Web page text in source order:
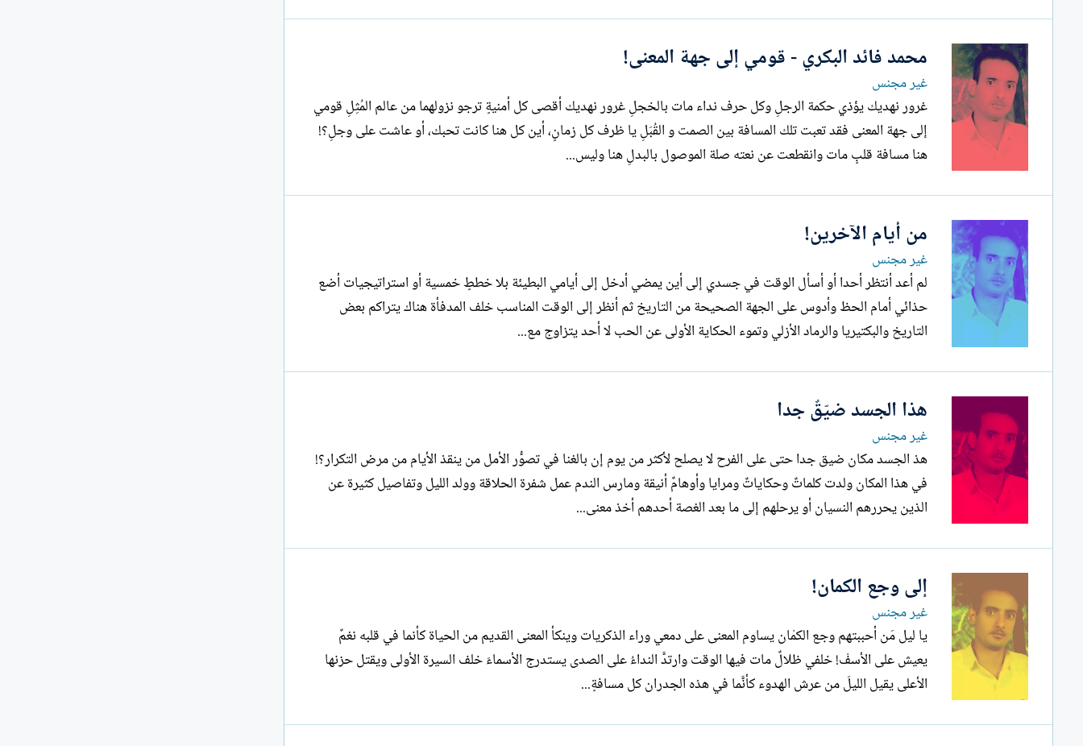
محمد فائد البكري - قومي إلى جهة المعنى!
غير مجنس
غرور نهديك يؤذي حكمة الرجلِ وكل حرف نداء مات بالخجلِ غرور نهديك أقصى كل أمنيةٍ ترجو نزولهما من عالم المُثِلِ قومي
إلى جهة المعنى فقد تعبت تلك المسافة بين الصمت و القُبَلِ يا ظرف كل زمانٍ، أين كل هنا كانت تحبك، أو عاشت على وجلِ؟!
هنا مسافة قلبٍ مات وانقطعت عن نعته صلة الموصول بالبدلِ هنا وليس...
من أيام الآخرين!
غير مجنس
لم أعد أنتظر أحدا أو أسأل الوقت في جسدي إلى أين يمضي أدخل إلى أيامي البطيئة بلا خططٍ خمسية أو استراتيجيات أضع
حذائي أمام الحظ وأدوس على الجهة الصحيحة من التاريخ ثم أنظر إلى الوقت المناسب خلف المدفأة هناك يتراكم بعض
التاريخ والبكتيريا والرماد الأزلي وتموء الحكاية الأولى عن الحب لا أحد يتزاوج مع...
هذا الجسد ضيّقٌ جدا
غير مجنس
هذ الجسد مكان ضيق جدا حتى على الفرح لا يصلح لأكثر من يوم إن بالغنا في تصوُّر الأمل من ينقذ الأيام من مرض التكرار؟!
في هذا المكان ولدت كلماتٌ وحكاياتٌ ومرايا وأوهامٌ أنيقة ومارس الندم عمل شفرة الحلاقة وولد الليل وتفاصيل كثيرة عن
الذين يحررهم النسيان أو يرحلهم إلى ما بعد الغصة أحدهم أخذ معنى...
إلى وجع الكمان!
غير مجنس
يا ليل مَن أحببتهم وجع الكمْان يساوم المعنى على دمعي وراء الذكريات وينكأ المعنى القديم من الحياة كأنما في قلبه نغمٌ
يعيش على الأسفْ! خلفي ظلالٌ مات فيها الوقت وارتدَّ النداءُ على الصدى يستدرج الأسماءَ خلف السيرة الأولى ويقتل حزنها
الأعلى يقيل الليلَ من عرش الهدوء كأنَّما في هذه الجدران كل مسافةٍ...